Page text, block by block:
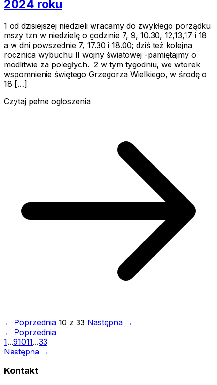
2024 roku
1 od dzisiejszej niedzieli wracamy do zwykłego porządku
mszy tzn w niedzielę o godzinie 7, 9, 10.30, 12,13,17 i 18
a w dni powszednie 7, 17.30 i 18.00; dziś też kolejna
rocznica wybuchu II wojny światowej -pamiętajmy o
modlitwie za poległych. 2 w tym tygodniu; we wtorek
wspomnienie świętego Grzegorza Wielkiego, w środę o
18 […]
Czytaj pełne ogłoszenia
← Poprzednia 10 z 33 Następna →
← Poprzednia
1...91011...33
Następna →
Kontakt